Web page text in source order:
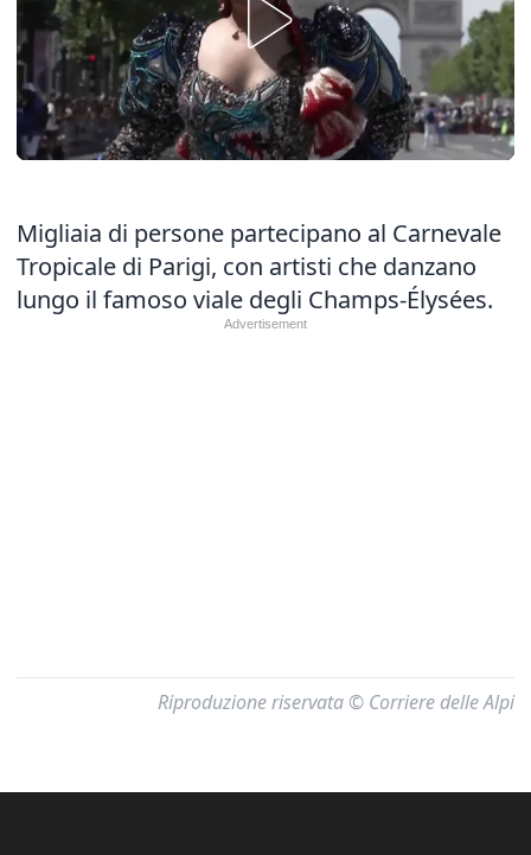
Migliaia di persone partecipano al Carnevale
Tropicale di Parigi, con artisti che danzano
lungo il famoso viale degli Champs-Élysées.
Riproduzione riservata © Corriere delle Alpi